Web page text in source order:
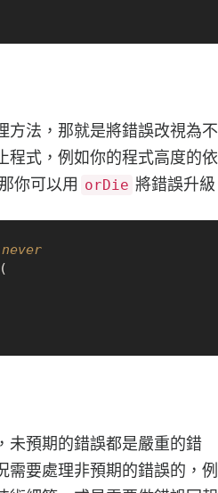
方法，那就是將錯誤改視為不
程式，例如你的程式高度的依
你可以用 orDie 將錯誤升級
未預期的錯誤都是嚴重的錯
需要處理非預期的錯誤的，例